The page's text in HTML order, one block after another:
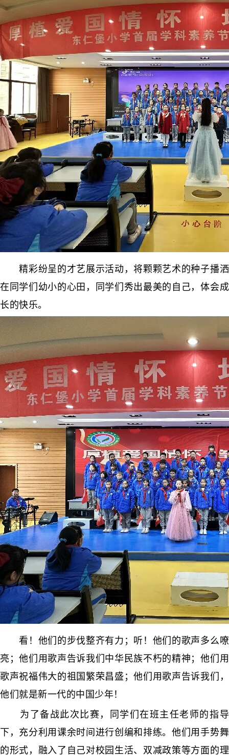
精彩纷呈的才艺展示活动，将颗颗艺术的种子播洒
在同学们幼小的心田，同学们秀出最美的自己，体会成
长的快乐。
看！他们的步伐整齐有力；听！他们的歌声多么嘹
亮；他们用歌声告诉我们中华民族不朽的精神；他们用
歌声祝福伟大的祖国繁荣昌盛；他们用歌声告诉我们，
他们就是新一代的中国少年！
为了备战此次比赛，同学们在班主任老师的指导
下，充分利用课余时间进行创编和排练。他们用手势舞
的形式，融入了自己对校园生活、双减政策等方面的理